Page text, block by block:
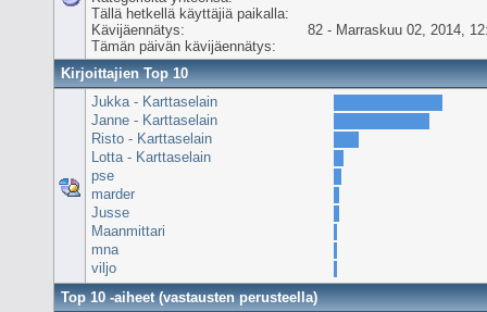
Tällä hetkellä käyttäjiä paikalla:
Kävijäennätys:
82 - Marraskuu 02, 2014,
Tämän päivän kävijäennätys:
Kirjoittajien Top 10
Jukka - Karttaselain
Janne - Karttaselain
Risto - Karttaselain
Lotta - Karttaselain
pse
marder
Jusse
Maanmittari
mna
viljo
Top 10 -aiheet (vastausten perusteella)